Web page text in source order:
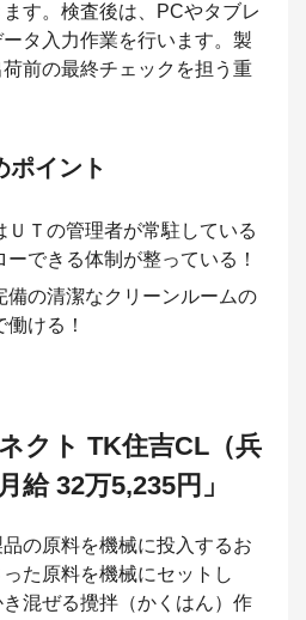
す。検査後は、PCやタブレ
タ入力作業を行います。製
前の最終チェックを担う重
ポイント
ＵＴの管理者が常駐している
できる体制が整っている！
備の清潔なクリーンルームの
ける！
クト TK住吉CL（兵
給 32万5,235円」
の原料を機械に投入するお
た原料を機械にセットし
混ぜる攪拌（かくはん）作